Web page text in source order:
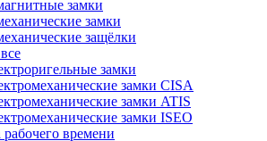
замки
замки
защёлки
замки
замки CISA
замки ATIS
замки ISEO
времени